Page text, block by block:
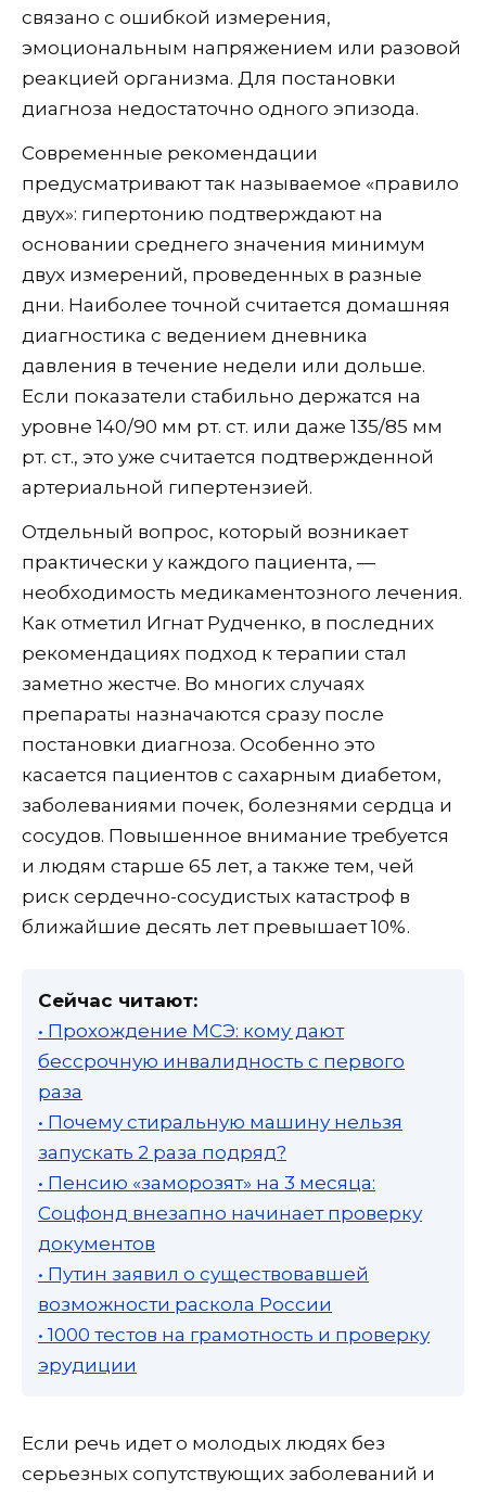
связано с ошибкой измерения,
эмоциональным напряжением или разовой
реакцией организма. Для постановки
диагноза недостаточно одного эпизода.
Современные рекомендации
предусматривают так называемое «правило
двух»: гипертонию подтверждают на
основании среднего значения минимум
двух измерений, проведенных в разные
дни. Наиболее точной считается домашняя
диагностика с ведением дневника
давления в течение недели или дольше.
Если показатели стабильно держатся на
уровне 140/90 мм рт. ст. или даже 135/85 мм
рт. ст., это уже считается подтвержденной
артериальной гипертензией.
Отдельный вопрос, который возникает
практически у каждого пациента, —
необходимость медикаментозного лечения.
Как отметил Игнат Рудченко, в последних
рекомендациях подход к терапии стал
заметно жестче. Во многих случаях
препараты назначаются сразу после
постановки диагноза. Особенно это
касается пациентов с сахарным диабетом,
заболеваниями почек, болезнями сердца и
сосудов. Повышенное внимание требуется
и людям старше 65 лет, а также тем, чей
риск сердечно-сосудистых катастроф в
ближайшие десять лет превышает 10%.
Сейчас читают:
• Прохождение МСЭ: кому дают
бессрочную инвалидность с первого
раза
• Почему стиральную машину нельзя
запускать 2 раза подряд?
• Пенсию «заморозят» на 3 месяца:
Соцфонд внезапно начинает проверку
документов
• Путин заявил о существовавшей
возможности раскола России
• 1000 тестов на грамотность и проверку
эрудиции
Если речь идет о молодых людях без
серьезных сопутствующих заболеваний и